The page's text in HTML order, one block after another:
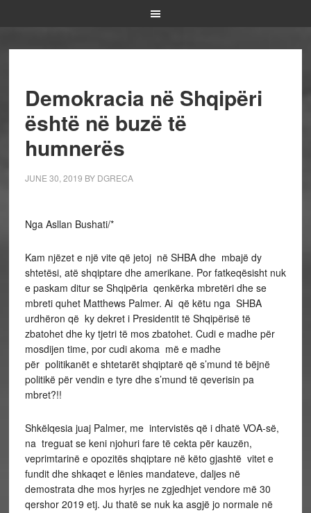
Demokracia në Shqipëri
është në buzë të
humnerës
JUNE 30, 2019 BY DGRECA
Nga Asllan Bushati/*
Kam njëzet e një vite që jetoj në SHBA dhe mbajë dy
shtetësi, atë shqiptare dhe amerikane. Por fatkeqësisht nuk
e paskam ditur se Shqipëria qenkërka mbretëri dhe se
mbreti quhet Matthews Palmer. Ai që këtu nga SHBA
urdhëron që ky dekret i Presidentit të Shqipërisë të
zbatohet dhe ky tjetri të mos zbatohet. Cudi e madhe për
mosdijen time, por cudi akoma më e madhe
për politikanët e shtetarët shqiptarë që s’mund të bëjnë
politikë për vendin e tyre dhe s’mund të qeverisin pa
mbret?!!
Shkëlqesia juaj Palmer, me intervistës që i dhatë VOA-së,
na treguat se keni njohuri fare të cekta për kauzën,
veprimtarinë e opozitës shqiptare në këto gjashtë vitet e
fundit dhe shkaqet e lënies mandateve, daljes në
demostrata dhe mos hyrjes ne zgjedhjet vendore më 30
qershor 2019 etj. Ju thatë se nuk ka asgjë jo normale në